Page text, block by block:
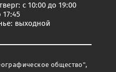
с 10:00 до 19:00
17:45
выходной
общество",